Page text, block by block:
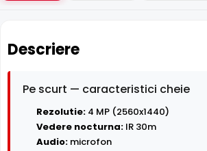
Descriere
Pe scurt — caracteristici cheie
Rezolutie: 4 MP (2560x1440)
Vedere nocturna: IR 30m
Audio: microfon